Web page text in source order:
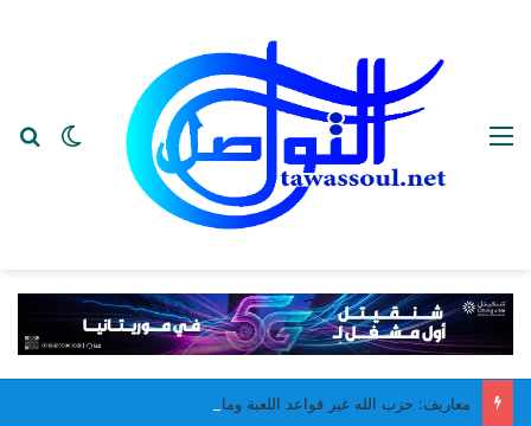
الوضع القائمة